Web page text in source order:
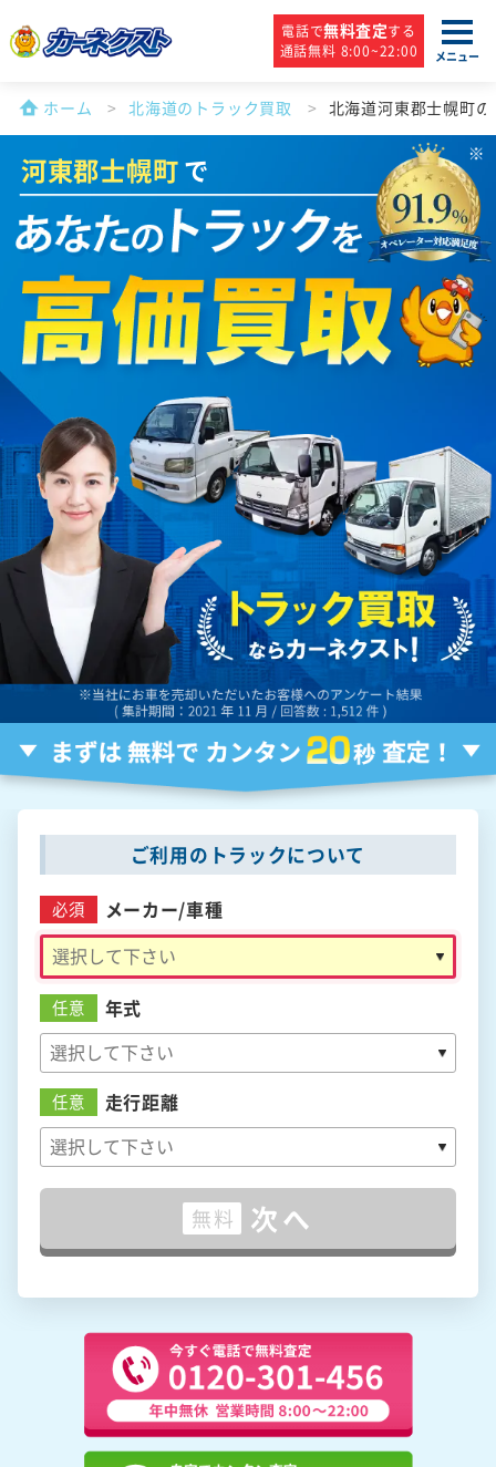
電話で無料査定する
通話無料 8:00~22:00
メニュー
ホーム 北海道のトラック買取 北海道河東郡士幌町
河東郡士幌町で
ご利用のトラックについて
必須 メーカー/車種
任意 年式
任意 走行距離
無料 次へ